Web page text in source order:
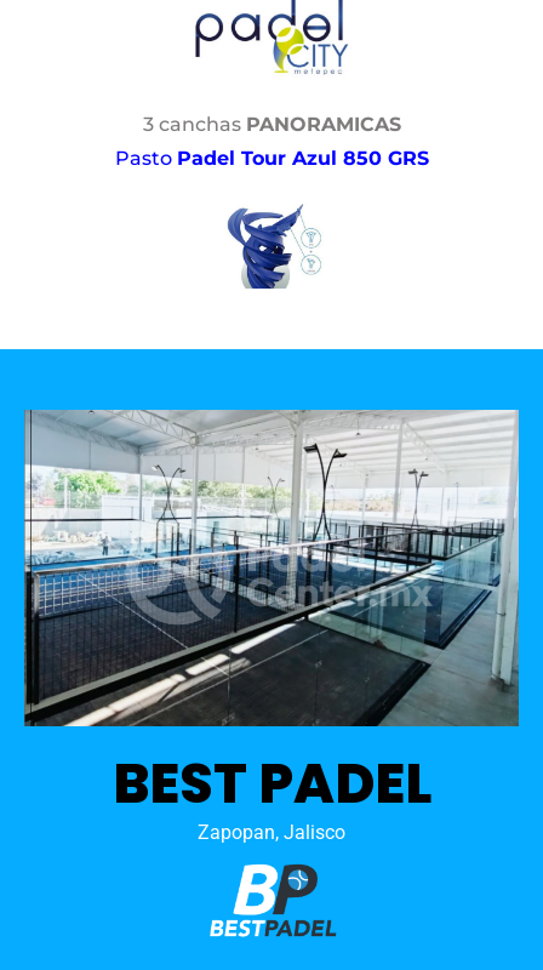
3 canchas PANORAMICAS
Pasto Padel Tour Azul 850 GRS
BEST PADEL
Zapopan, Jalisco